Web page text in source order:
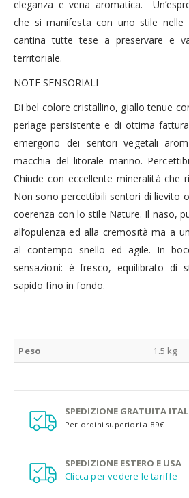
eleganza e vena aromatica.
che si manifesta con uno stile nelle
cantina tutte tese a preservare e
territoriale.
NOTE SENSORIALI
Di bel colore cristallino, giallo tenue
perlage persistente e di ottima
emergono dei sentori vegetali
macchia del litorale marino.
Chiude con eccellente mineralità che
Non sono percettibili sentori di lievito
coerenza con lo stile Nature. Il naso,
all’opulenza ed alla cremosità ma a
al contempo snello ed agile. In
sensazioni: è fresco, equilibrato di
sapido fino in fondo.
Peso 1.5 kg
SPEDIZIONE GRATUITA
Per ordini superiori a 89€
SPEDIZIONE ESTERO E USA
Clicca per vedere le tariffe